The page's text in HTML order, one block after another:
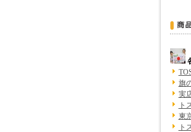
旗
実
ト
東
ト